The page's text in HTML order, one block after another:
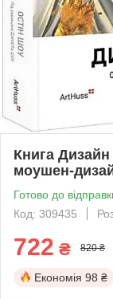
Книга Дизайн
моушен-
Готово до
Код: 309435
722 ₴ 820 ₴
Економія 98 ₴